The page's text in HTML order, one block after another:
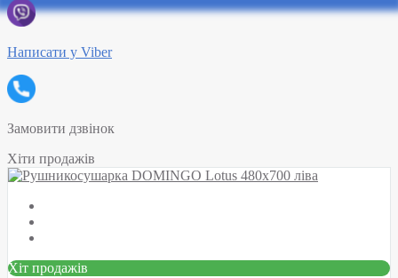
Написати у Viber
Замовити дзвінок
Хіти продажів
Хіт продажів